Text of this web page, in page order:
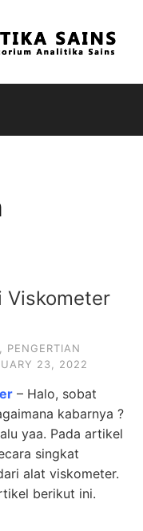
Viskometer
PENGERTIAN
23, 2022
– Halo, sobat
kabarnya ?
yaa. Pada artikel
singkat
alat viskometer.
berikut ini.